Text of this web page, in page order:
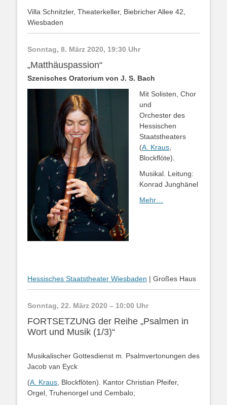
Villa Schnitzler, Theaterkeller, Biebricher Allee 42,
Wiesbaden
Sonntag, 8. März 2020, 19:30 Uhr
„Matthäuspassion“
Szenisches Oratorium von J. S. Bach
Mit Solisten, Chor
und
Orchester des
Hessischen
Staatstheaters
(A. Kraus
Blockflöte).
Musikal. Leitung:
Konrad Junghänel
Mehr…
Hessisches Staatstheater Wiesbaden | Großes Haus
Sonntag, 22. März 2020 – 10:00 Uhr
FORTSETZUNG der Reihe „Psalmen in
Wort und Musik (1/3)“
Musikalischer Gottesdienst m. Psalmvertonungen des
Jacob van Eyck
(A. Kraus , Blockflöten). Kantor Christian Pfeifer,
Orgel, Truhenorgel und Cembalo;